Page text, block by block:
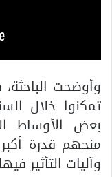
وأوضحت
تمكنوا خلال
بعض الأوساط
منحهم قدرة
وآليات التأثير